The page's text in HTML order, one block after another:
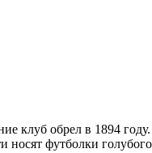
клуб обрел в 1894
носят футболки